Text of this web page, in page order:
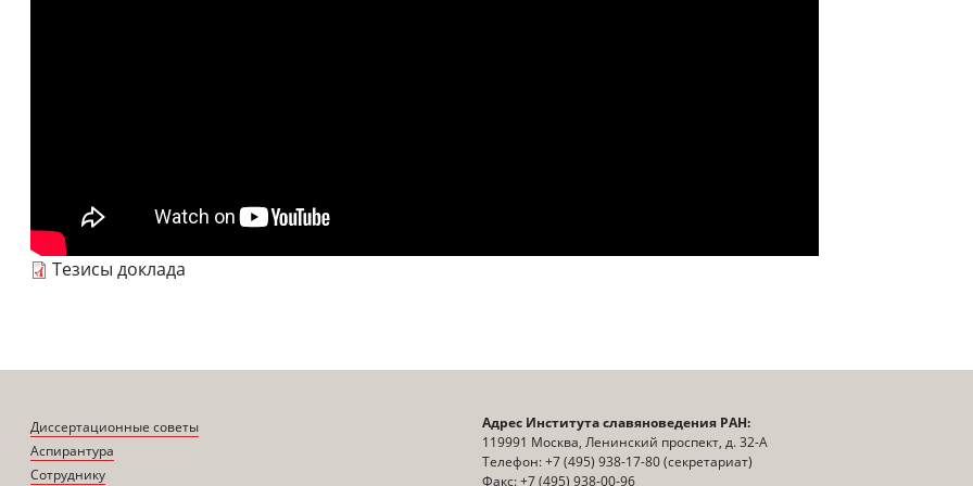
Тезисы доклада
Диссертационные советы
Аспирантура
Сотруднику
Адрес Института славяноведения РАН:
119991 Москва, Ленинский проспект, д. 32-А
Телефон: +7 (495) 938-17-80 (секретариат)
Факс: +7 (495) 938-00-96